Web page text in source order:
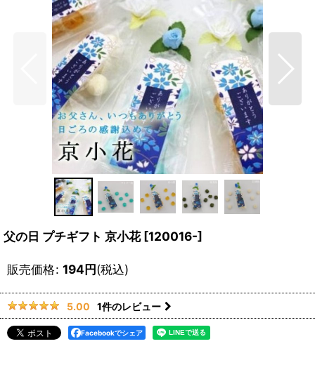
父の日 プチギフト 京小花 [120016-]
販売価格: 194円(税込)
5.00 1件のレビュー
Facebookでシェア